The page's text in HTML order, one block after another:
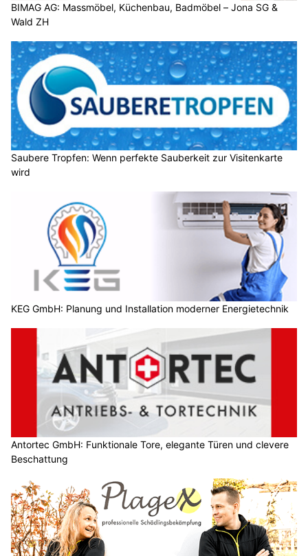
BIMAG AG: Massmöbel, Küchenbau, Badmöbel – Jona SG &
Wald ZH
Saubere Tropfen: Wenn perfekte Sauberkeit zur Visitenkarte
wird
KEG GmbH: Planung und Installation moderner Energietechnik
Antortec GmbH: Funktionale Tore, elegante Türen und clevere
Beschattung